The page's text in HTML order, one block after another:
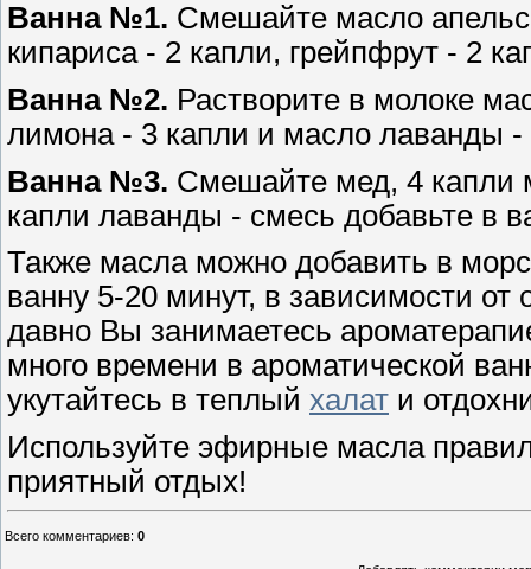
Ванна №1. Смешайте масло
кипариса - 2 капли, грейпфрут - 2
Ванна №2. Растворите в молоке
лимона - 3 капли и масло лаванды -
Ванна №3. Смешайте мед, 4 капли
капли лаванды - смесь добавьте в
Также масла можно добавить в
ванну 5-20 минут, в зависимости от
давно Вы занимаетесь
много времени в ароматической
укутайтесь в теплый халат и
Используйте эфирные масла
приятный отдых!
Всего комментариев: 0